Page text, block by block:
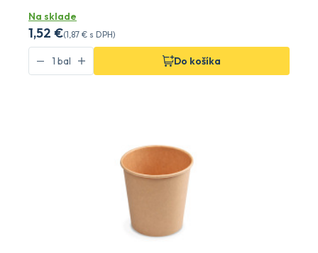
Na sklade
1,52 €(1,87 € s DPH)
Do košíka